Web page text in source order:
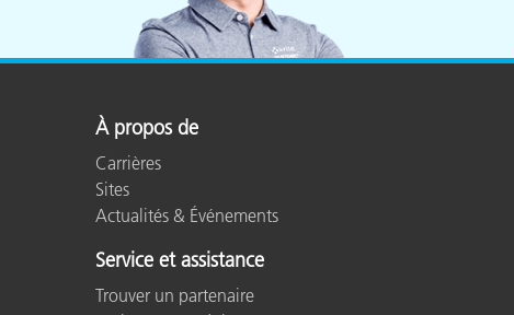
À propos de
Carrières
Sites
Actualités & Événements
Service et assistance
Trouver un partenaire